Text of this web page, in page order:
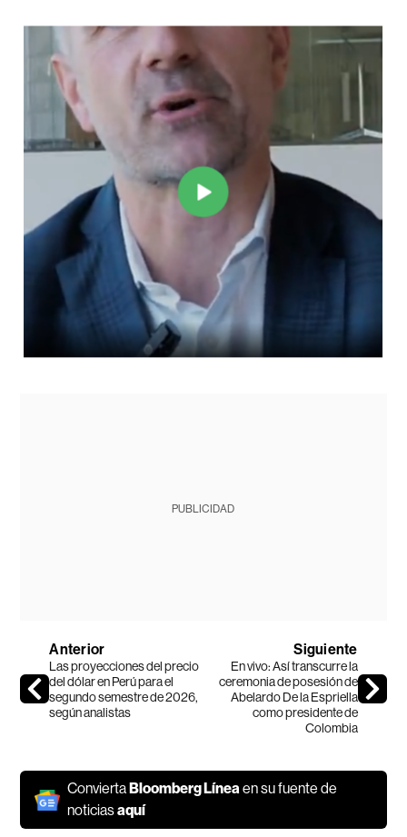
PUBLICIDAD
Anterior
Las proyecciones del precio
del dólar en Perú para el
segundo semestre de 2026,
según analistas
Siguiente
En vivo: Así transcurre la
ceremonia de posesión de
Abelardo De la Espriella
como presidente de
Colombia
Convierta Bloomberg Líneaen su fuente de
noticiasaquí